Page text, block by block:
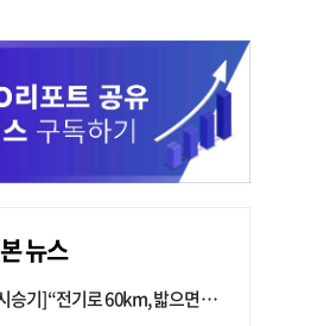
뉴스
기] “전기로 60km, 밟으면 462마력”…볼보 XC60 T8의 두 얼굴